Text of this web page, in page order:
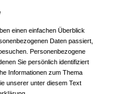
einen einfachen Überblick
Daten passiert,
Personenbezogene
Sie persönlich identifiziert
Informationen zum Thema
unserer unter diesem Text